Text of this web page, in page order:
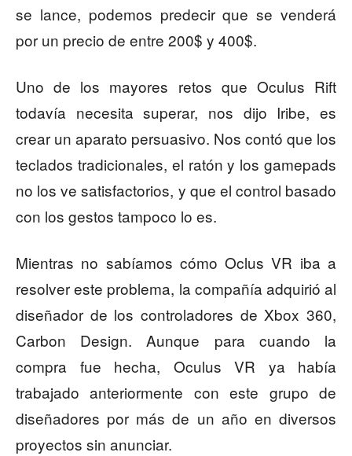
se lance, podemos predecir que se venderá
por un precio de entre 200$ y 400$.
Uno de los mayores retos que Oculus Rift
todavía necesita superar, nos dijo Iribe, es
crear un aparato persuasivo. Nos contó que los
teclados tradicionales, el ratón y los gamepads
no los ve satisfactorios, y que el control basado
con los gestos tampoco lo es.
Mientras no sabíamos cómo Oclus VR iba a
resolver este problema, la compañía adquirió al
diseñador de los controladores de Xbox 360,
Carbon Design. Aunque para cuando la
compra fue hecha, Oculus VR ya había
trabajado anteriormente con este grupo de
diseñadores por más de un año en diversos
proyectos sin anunciar.